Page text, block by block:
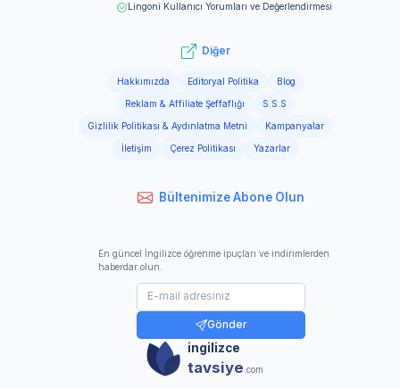
Lingoni Kullanıcı Yorumları ve Değerlendirmesi
Diğer
Hakkımızda Editoryal Politika Blog
Reklam & Affiliate Şeffaflığı S.S.S
Gizlilik Politikası & Aydınlatma Metni Kampanyalar
İletişim Çerez Politikası Yazarlar
Bültenimize Abone Olun
En güncel İngilizce öğrenme ipuçları ve indirimlerden
haberdar olun.
Gönder
ingilizce
tavsiye .com